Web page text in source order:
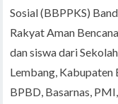
Sosial (BBPPKS)
Rakyat Aman
dan siswa dari
Lembang,
BPBD, Basarnas,